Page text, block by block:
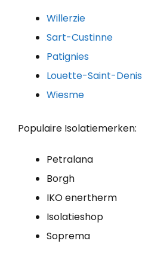
Willerzie
Sart-Custinne
Patignies
Louette-Saint-Denis
Wiesme
Populaire Isolatiemerken:
Petralana
Borgh
IKO enertherm
Isolatieshop
Soprema